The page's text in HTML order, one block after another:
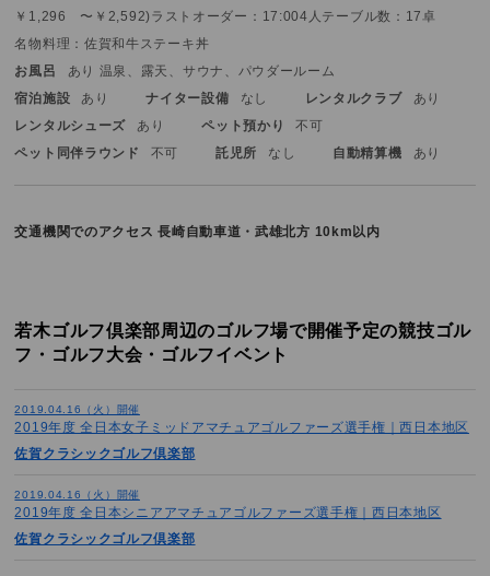
￥1,296 〜￥2,592) ラストオーダー：17:004人テーブル数：17卓
名物料理：佐賀和牛ステーキ丼
お風呂
あり 温泉、露天、サウナ、パウダールーム
宿泊施設
あり ナイター設備 なし レンタルクラブ
あり
レンタルシューズ
あり ペット預かり
不可
ペット同伴ラウンド
不可 託児所 なし 自動精算機 あり
交通機関でのアクセス長崎自動車道・武雄北方 10km以内
若木ゴルフ倶楽部周辺のゴルフ場で開催予定の競技ゴル
フ・ゴルフ大会・ゴルフイベント
2019.04.16（火）開催
2019年度 全日本女子ミッドアマチュアゴルファーズ選手権｜西日本地区
佐賀クラシックゴルフ倶楽部
2019.04.16（火）開催
2019年度 全日本シニアアマチュアゴルファーズ選手権｜西日本地区
佐賀クラシックゴルフ倶楽部